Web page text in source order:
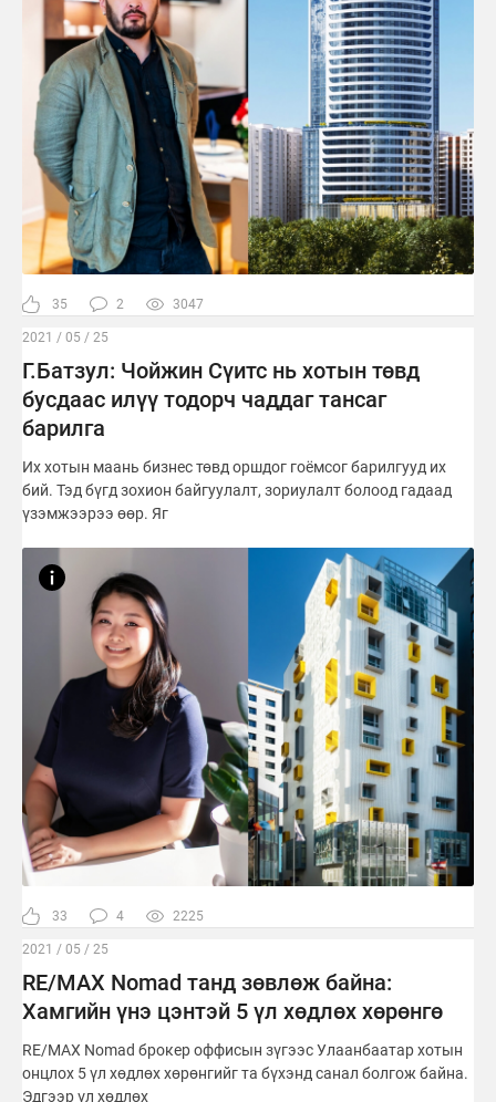
35 2 3047
2021 / 05 / 25
Г.Батзул: Чойжин Сүитс нь хотын төвд
бусдаас илүү тодорч чаддаг тансаг
барилга
Их хотын маань бизнес төвд оршдог гоёмсог барилгууд их
бий. Тэд бүгд зохион байгуулалт, зориулалт болоод гадаад
үзэмжээрээ өөр. Яг
33 4 2225
2021 / 05 / 25
RE/MAX Nomad танд зөвлөж байна:
Хамгийн үнэ цэнтэй 5 үл хөдлөх хөрөнгө
RE/MAX Nomad брокер оффисын зүгээс Улаанбаатар хотын
онцлох 5 үл хөдлөх хөрөнгийг та бүхэнд санал болгож байна.
Эдгээр үл хөдлөх